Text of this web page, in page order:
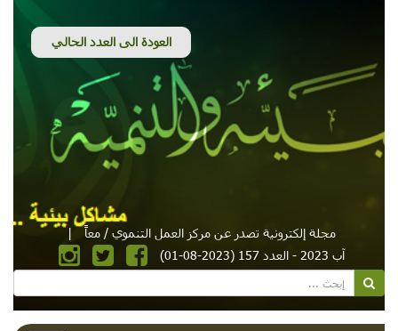
مجلة إلكترونية تصدر عن مركز العمل التنموي / معاً
|
آب 2023 - العدد 157 (2023-08-01)